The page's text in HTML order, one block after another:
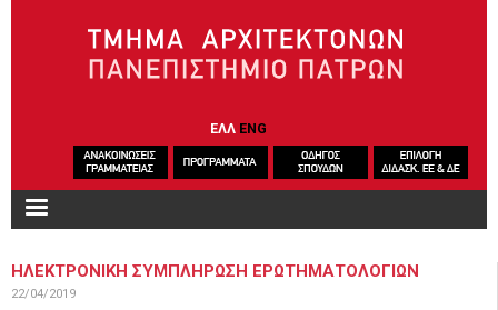
ΕΛΛ ENG
ΗΛΕΚΤΡΟΝΙΚΗ ΣΥΜΠΛΗΡΩΣΗ ΕΡΩΤΗΜΑΤΟΛΟΓΙΩΝ
22/04/2019